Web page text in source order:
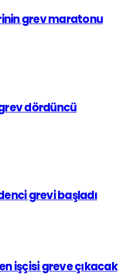
grev maratonu
dördüncü
grevi başladı
işçisi greve çıkacak